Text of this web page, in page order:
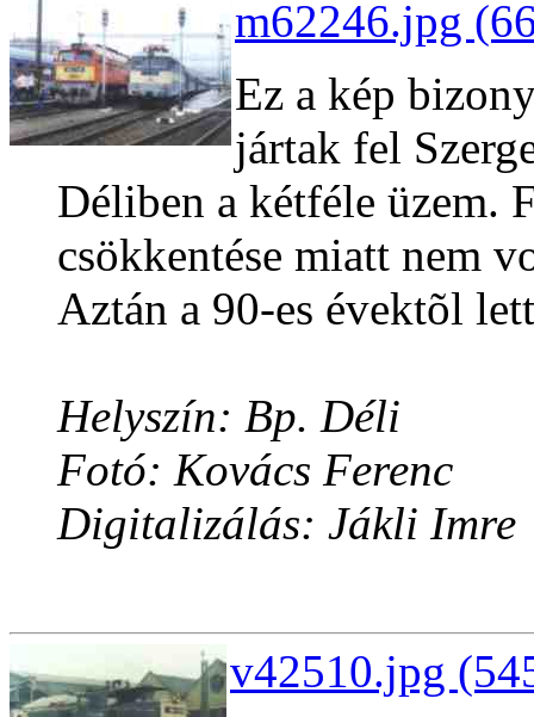
m62246.jpg
Ez a kép
jártak fel
Déliben a kétféle üzem.
csökkentése miatt nem
Aztán a 90-es évektõl
Helyszín: Bp. Déli
Fotó: Kovács Ferenc
Digitalizálás: Jákli Imre
v42510.jpg